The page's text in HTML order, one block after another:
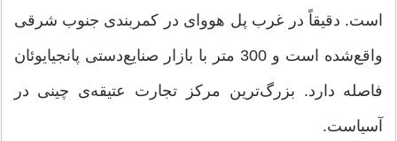
است. دقیقاً در غرب پل هووای در کمربندی جنوب شرقی
واقع‌شده است و 300 متر با بازار صنایع‌دستی پانجیایوئان
فاصله دارد. بزرگ‌ترین مرکز تجارت عتیقه‌ی چینی در
آسیاست.